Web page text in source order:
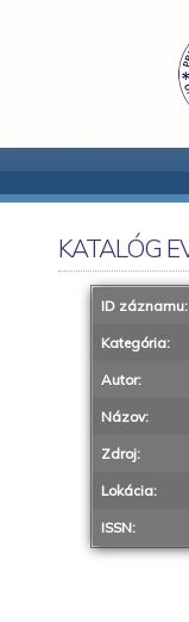
KATALÓG
ID záznamu:
Kategória:
Autor:
Názov:
Zdroj:
Lokácia:
ISSN: